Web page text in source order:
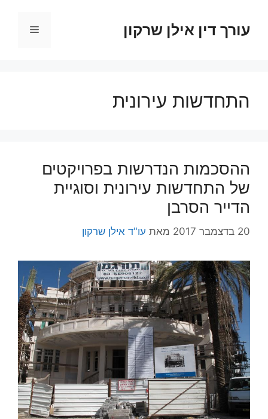
עורך דין אילן שרקון תפריט
התחדשות עירונית
ההסכמות הנדרשות בפרויקטים
של התחדשות עירונית וסוגיית
הדייר הסרבן
20 בדצמבר 2017 מאת עו"ד אילן שרקון